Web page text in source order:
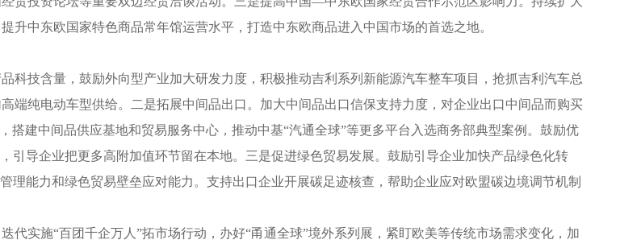
中东欧国家特色商品常年馆运营水平，打造中东欧商品进入中国市场的首选之地。
科技含量，鼓励外向型产业加大研发力度，积极推动吉利系列新能源汽车整车项目，抢抓吉利汽车总
端纯电动车型供给。二是拓展中间品出口。加大中间品出口信保支持力度，对企业出口中间品而购买
搭建中间品供应基地和贸易服务中心，推动中基“汽通全球”等更多平台入选商务部典型案例。鼓励优
引导企业把更多高附加值环节留在本地。三是促进绿色贸易发展。鼓励引导企业加快产品绿色化转
理能力和绿色贸易壁垒应对能力。支持出口企业开展碳足迹核查，帮助企业应对欧盟碳边境调节机制
代实施“百团千企万人”拓市场行动，办好“甬通全球”境外系列展，紧盯欧美等传统市场需求变化，加